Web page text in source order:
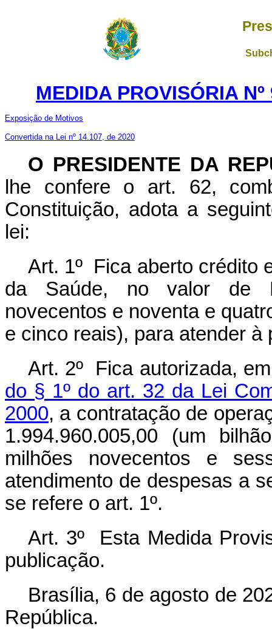
MEDIDA PROVISÓRIA
Exposição de Motivos
Convertida na Lei nº 14.107, de 2020
O PRESIDENTE DA
lhe confere o art. 62,
Constituição, adota a
lei:
Art. 1º Fica aberto crédito
da Saúde, no valor de
novecentos e noventa e
e cinco reais), para atender
Art. 2º Fica autorizada,
do § 1º do art. 32 da Lei
2000, a contratação de
1.994.960.005,00 (um
milhões novecentos e
atendimento de despesas a
se refere o art. 1º.
Art. 3º Esta Medida
publicação.
Brasília, 6 de agosto de
República.